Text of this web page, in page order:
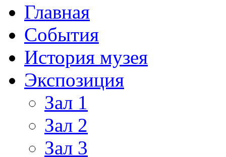
Главная
События
История музея
Экспозиция
Зал 1
Зал 2
Зал 3